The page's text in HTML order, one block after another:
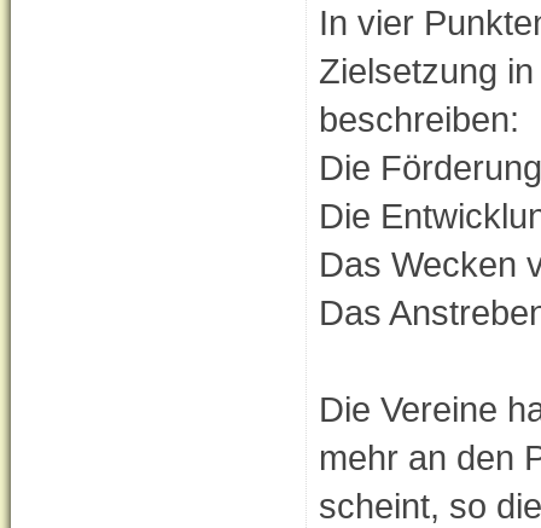
In vier
Zielsetzung
beschreiben:
Die
Die
Das Wecken
Das
Die Vereine
mehr an den
scheint, so